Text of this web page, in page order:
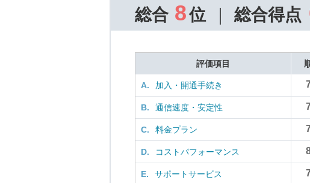
総合 8位 総合得点
評価項目
A. 加入・開通手続き
B. 通信速度・安定性
C. 料金プラン
D. コストパフォーマンス
E. サポートサービス